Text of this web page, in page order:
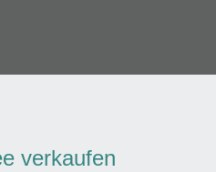
verkaufen